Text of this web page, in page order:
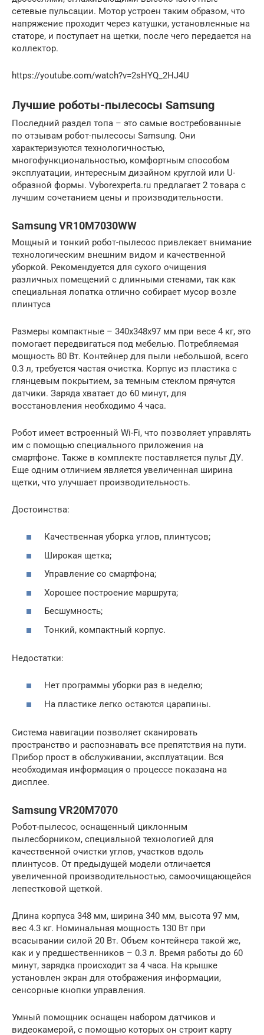
сетевые пульсации. Мотор устроен таким образом, что
напряжение проходит через катушки, установленные на
статоре, и поступает на щетки, после чего передается на
коллектор.
https://youtube.com/watch?v=2sHYQ_2HJ4U
Лучшие роботы-пылесосы Samsung
Последний раздел топа – это самые востребованные
по отзывам робот-пылесосы Samsung. Они
характеризуются технологичностью,
многофункциональностью, комфортным способом
эксплуатации, интересным дизайном круглой или U-
образной формы. Vyborexperta.ru предлагает 2 товара с
лучшим сочетанием цены и производительности.
Samsung VR10M7030WW
Мощный и тонкий робот-пылесос привлекает внимание
технологическим внешним видом и качественной
уборкой. Рекомендуется для сухого очищения
различных помещений с длинными стенами, так как
специальная лопатка отлично собирает мусор возле
плинтуса
Размеры компактные – 340x348x97 мм при весе 4 кг, это
помогает передвигаться под мебелью. Потребляемая
мощность 80 Вт. Контейнер для пыли небольшой, всего
0.3 л, требуется частая очистка. Корпус из пластика с
глянцевым покрытием, за темным стеклом прячутся
датчики. Заряда хватает до 60 минут, для
восстановления необходимо 4 часа.
Робот имеет встроенный Wi-Fi, что позволяет управлять
им с помощью специального приложения на
смартфоне. Также в комплекте поставляется пульт ДУ.
Еще одним отличием является увеличенная ширина
щетки, что улучшает производительность.
Достоинства:
Качественная уборка углов, плинтусов;
Широкая щетка;
Управление со смартфона;
Хорошее построение маршрута;
Бесшумность;
Тонкий, компактный корпус.
Недостатки:
Нет программы уборки раз в неделю;
На пластике легко остаются царапины.
Система навигации позволяет сканировать
пространство и распознавать все препятствия на пути.
Прибор прост в обслуживании, эксплуатации. Вся
необходимая информация о процессе показана на
дисплее.
Samsung VR20M7070
Робот-пылесос, оснащенный циклонным
пылесборником, специальной технологией для
качественной очистки углов, участков вдоль
плинтусов. От предыдущей модели отличается
увеличенной производительностью, самоочищающейся
лепестковой щеткой.
Длина корпуса 348 мм, ширина 340 мм, высота 97 мм,
вес 4.3 кг. Номинальная мощность 130 Вт при
всасывании силой 20 Вт. Объем контейнера такой же,
как и у предшественников – 0.3 л. Время работы до 60
минут, зарядка происходит за 4 часа. На крышке
установлен экран для отображения информации,
сенсорные кнопки управления.
Умный помощник оснащен набором датчиков и
видеокамерой, с помощью которых он строит карту